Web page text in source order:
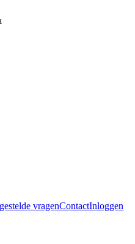
vragenContactInloggen